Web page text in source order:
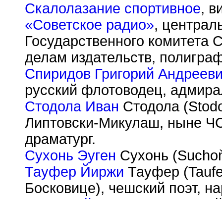
Скалолазание спортивное,
«Советское радио»,
Государственного
делам издательств,
Спиридов Григорий
русский флотоводец,
Стодола Иван Стодола
Липтовски-Микулаш, ныне
драматург.
Сухонь Эуген Сухонь (Sucho
Тауфер Йиржи Тауфер
Босковице), чешский поэт,